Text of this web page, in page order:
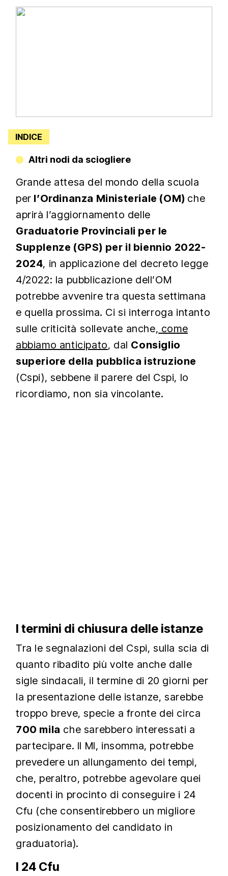
INDICE
Altri nodi da sciogliere
Grande attesa del mondo della scuola
per l’Ordinanza Ministeriale (OM) che
aprirà l’aggiornamento delle
Graduatorie Provinciali per le
Supplenze (GPS) per il biennio 2022-
2024, in applicazione del decreto legge
4/2022: la pubblicazione dell’OM
potrebbe avvenire tra questa settimana
e quella prossima. Ci si interroga intanto
sulle criticità sollevate anche, come
abbiamo anticipato, dal Consiglio
superiore della pubblica istruzione
(Cspi), sebbene il parere del Cspi, lo
ricordiamo, non sia vincolante.
I termini di chiusura delle istanze
Tra le segnalazioni del Cspi, sulla scia di
quanto ribadito più volte anche dalle
sigle sindacali, il termine di 20 giorni per
la presentazione delle istanze, sarebbe
troppo breve, specie a fronte dei circa
700 mila che sarebbero interessati a
partecipare. Il MI, insomma, potrebbe
prevedere un allungamento dei tempi,
che, peraltro, potrebbe agevolare quei
docenti in procinto di conseguire i 24
Cfu (che consentirebbero un migliore
posizionamento del candidato in
graduatoria).
I 24 Cfu